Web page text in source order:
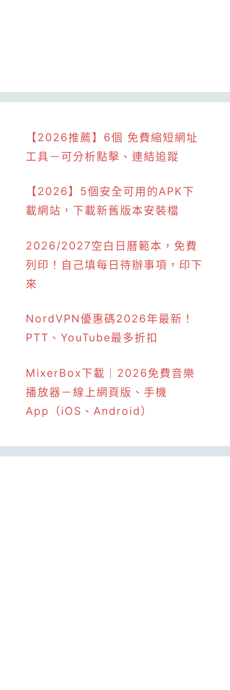
【2026推薦】6個 免費縮短網址
工具－可分析點擊、連結追蹤
【2026】5個安全可用的APK下
載網站，下載新舊版本安裝檔
2026/2027空白日曆範本，免費
列印！自己填每日待辦事項，印下
來
NordVPN優惠碼2026年最新！
PTT、YouTube最多折扣
MixerBox下載｜2026免費音樂
播放器－線上網頁版、手機
App（iOS、Android）